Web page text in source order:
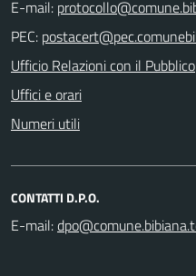
E-mail:
PEC:
Ufficio Relazioni con il Pubblico
Uffici e orari
Numeri utili
CONTATTI D.P.O.
E-mail: